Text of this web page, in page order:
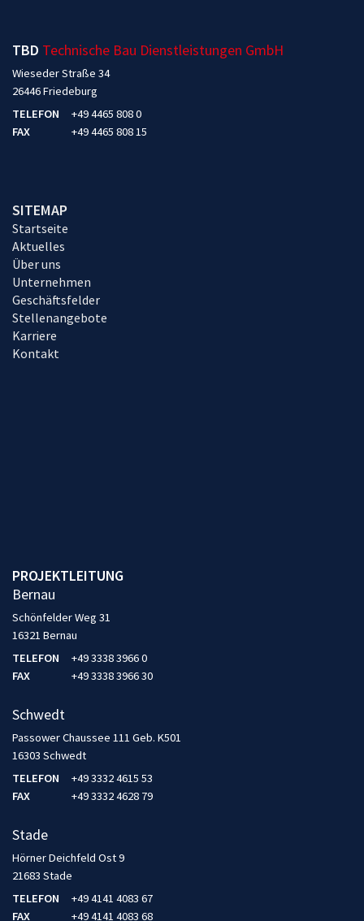
TBD Technische Bau Dienstleistungen GmbH
Wieseder Straße 34
26446 Friedeburg
TELEFON
+49 4465 808 0
FAX
+49 4465 808 15
SITEMAP
Startseite
Aktuelles
Über uns
Unternehmen
Geschäftsfelder
Stellenangebote
Karriere
Kontakt
PROJEKTLEITUNG
Bernau
Schönfelder Weg 31
16321 Bernau
TELEFON
+49 3338 3966 0
FAX
+49 3338 3966 30
Schwedt
Passower Chaussee 111 Geb. K501
16303 Schwedt
TELEFON
+49 3332 4615 53
FAX
+49 3332 4628 79
Stade
Hörner Deichfeld Ost 9
21683 Stade
TELEFON
+49 4141 4083 67
FAX
+49 4141 4083 68